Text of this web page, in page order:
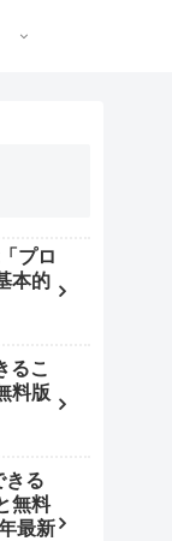
プロ
本的
るこ
料版
きる
無料
最新